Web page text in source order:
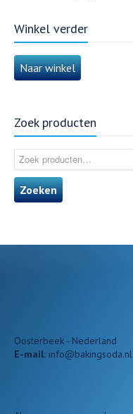
Winkel verder
Naar winkel
Zoek producten
Zoeken
Oosterbeek - Nederland
E-mail: info@bakingsoda.nl